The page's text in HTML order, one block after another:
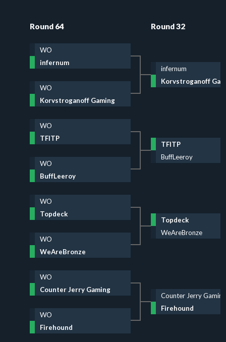
Round 64
WO
infernum
WO
Korvstroganoff Gaming
WO
TFITP
WO
BuffLeeroy
WO
Topdeck
WO
WeAreBronze
WO
Counter Jerry Gaming
WO
Firehound
Round 32
infernum
Korvstroganoff
TFITP
BuffLeeroy
Topdeck
WeAreBronze
Counter Jerry Gaming
Firehound